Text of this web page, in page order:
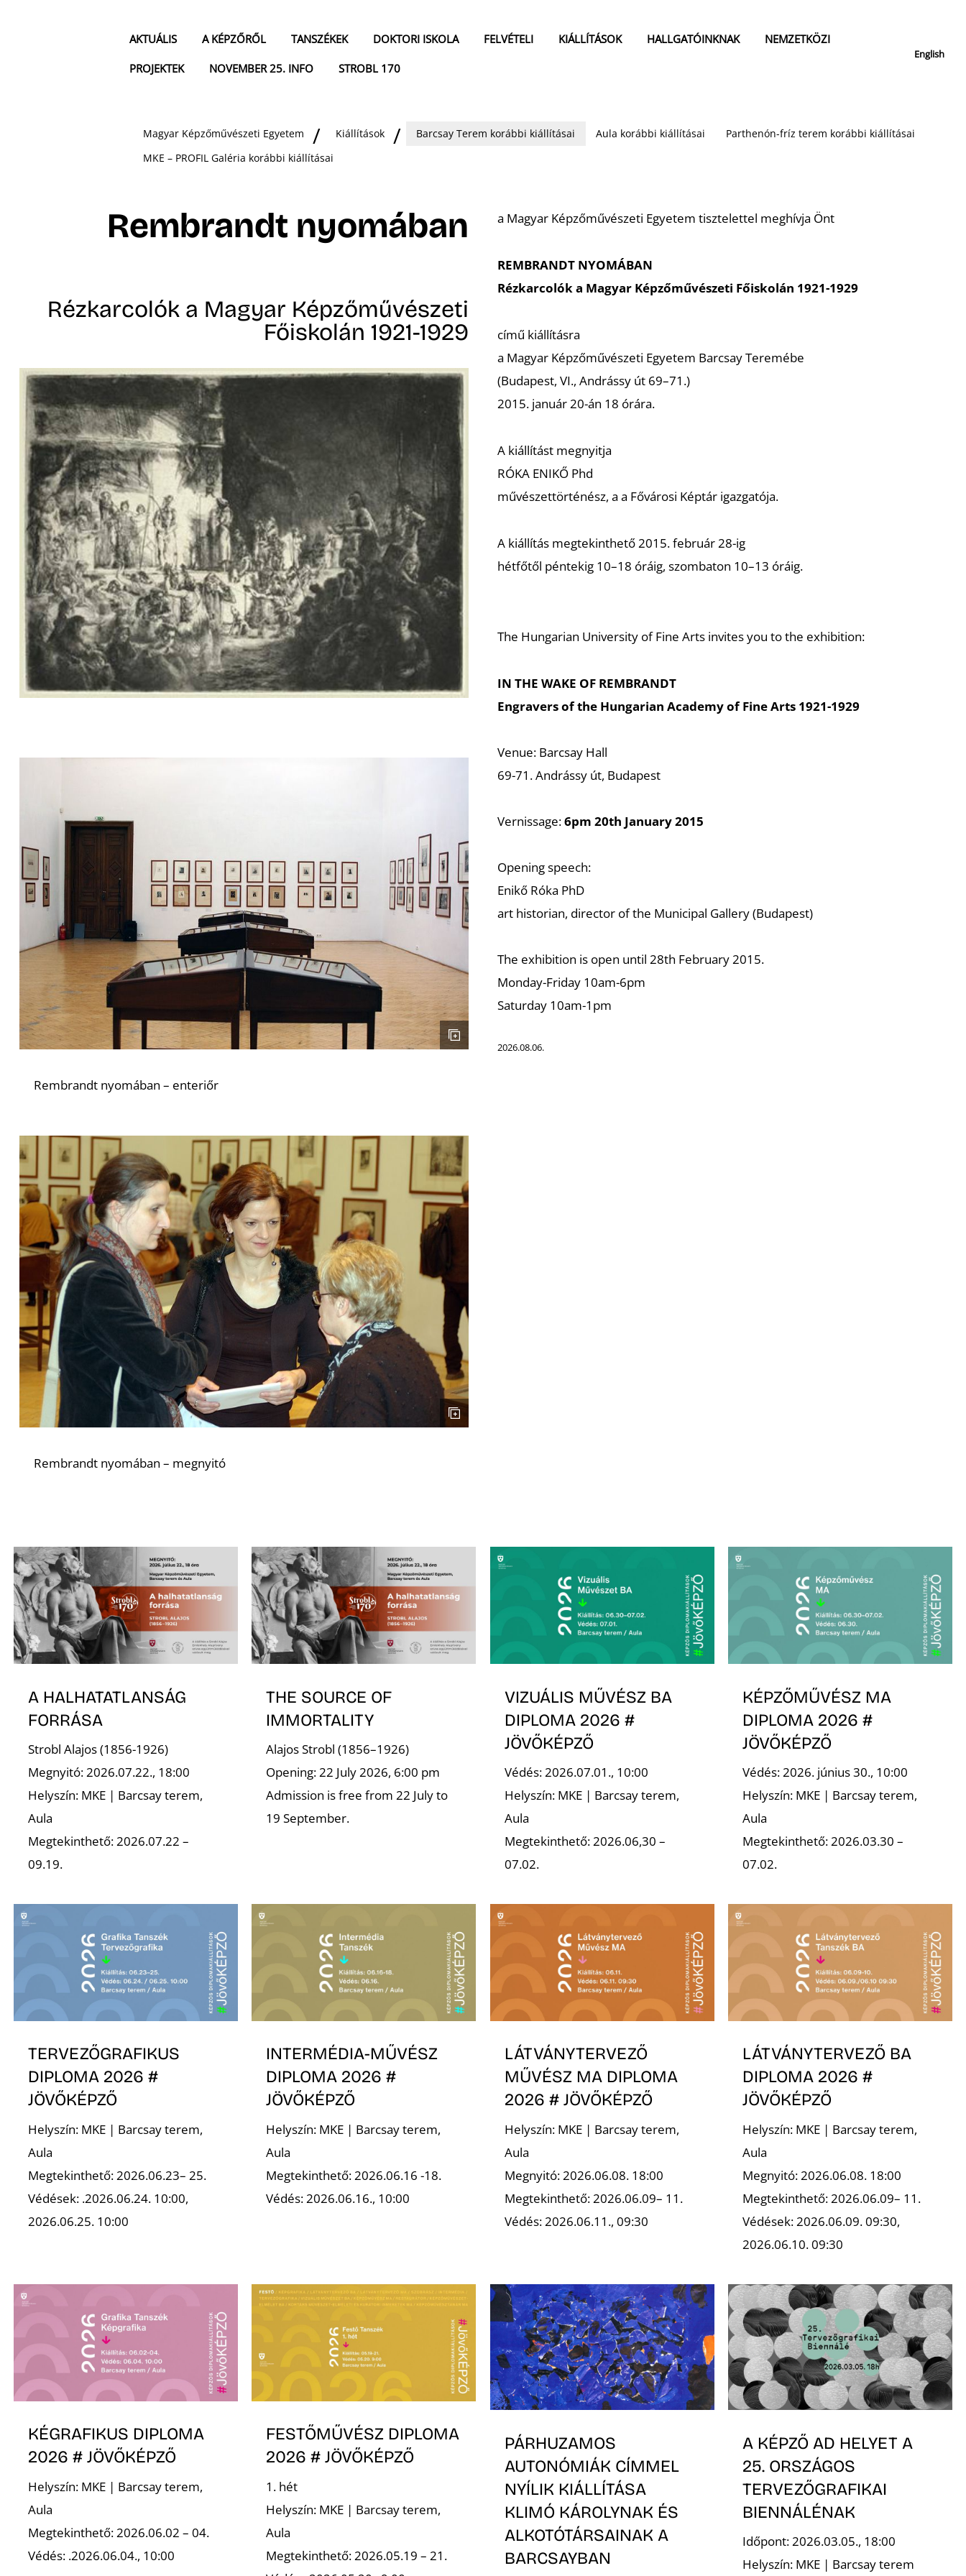
AKTUÁLIS A KÉPZŐRŐL TANSZÉKEK DOKTORI ISKOLA FELVÉTELI KIÁLLÍTÁSOK HALLGATÓINKNAK
NEMZETKÖZI
PROJEKTEK
NOVEMBER 25. INFO STROBL 170
English
Magyar Képzőművészeti Egyetem Kiállítások Barcsay Terem korábbi kiállításai Aula korábbi kiállításai
Parthenón-fríz terem korábbi kiállításai
MKE – PROFIL Galéria korábbi kiállításai
Rembrandt nyomában
Rézkarcolók a Magyar Képzőművészeti
Főiskolán 1921-1929
Rembrandt nyomában – enteriőr
Rembrandt nyomában – megnyitó
a Magyar Képzőművészeti Egyetem tisztelettel meghívja Önt
REMBRANDT NYOMÁBAN
Rézkarcolók a Magyar Képzőművészeti Főiskolán 1921-1929
című kiállításra
a Magyar Képzőművészeti Egyetem Barcsay Teremébe
(Budapest, VI., Andrássy út 69–71.)
2015. január 20-án 18 órára.
A kiállítást megnyitja
RÓKA ENIKŐ Phd
művészettörténész, a a Fővárosi Képtár igazgatója.
A kiállítás megtekinthető 2015. február 28-ig
hétfőtől péntekig 10–18 óráig, szombaton 10–13 óráig.
The Hungarian University of Fine Arts invites you to the exhibition:
IN THE WAKE OF REMBRANDT
Engravers of the Hungarian Academy of Fine Arts 1921-1929
Venue: Barcsay Hall
69-71. Andrássy út, Budapest
Vernissage:6pm 20th January 2015
Opening speech:
Enikő Róka PhD
art historian, director of the Municipal Gallery (Budapest)
The exhibition is open until 28th February 2015.
Monday-Friday 10am-6pm
Saturday 10am-1pm
2026.08.06.
A HALHATATLANSÁG
FORRÁSA
Strobl Alajos (1856-1926)
Megnyitó: 2026.07.22., 18:00
Helyszín: MKE | Barcsay terem,
Aula
Megtekinthető: 2026.07.22 –
09.19.
THE SOURCE OF
IMMORTALITY
Alajos Strobl (1856–1926)
Opening: 22 July 2026, 6:00 pm
Admission is free from 22 July to
19 September.
VIZUÁLIS MŰVÉSZ BA
DIPLOMA 2026 #
JÖVŐKÉPZŐ
Védés: 2026.07.01., 10:00
Helyszín: MKE | Barcsay terem,
Aula
Megtekinthető: 2026.06,30 –
07.02.
KÉPZŐMŰVÉSZ MA
DIPLOMA 2026 #
JÖVŐKÉPZŐ
Védés: 2026. június 30., 10:00
Helyszín: MKE | Barcsay terem,
Aula
Megtekinthető: 2026.03.30 –
07.02.
TERVEZŐGRAFIKUS
DIPLOMA 2026 #
JÖVŐKÉPZŐ
Helyszín: MKE | Barcsay terem,
Aula
Megtekinthető: 2026.06.23– 25.
Védések: .2026.06.24. 10:00,
2026.06.25. 10:00
INTERMÉDIA-MŰVÉSZ
DIPLOMA 2026 #
JÖVŐKÉPZŐ
Helyszín: MKE | Barcsay terem,
Aula
Megtekinthető: 2026.06.16 -18.
Védés: 2026.06.16., 10:00
LÁTVÁNYTERVEZŐ
MŰVÉSZ MA DIPLOMA
2026 # JÖVŐKÉPZŐ
Helyszín: MKE | Barcsay terem,
Aula
Megnyitó: 2026.06.08. 18:00
Megtekinthető: 2026.06.09– 11.
Védés: 2026.06.11., 09:30
LÁTVÁNYTERVEZŐ BA
DIPLOMA 2026 #
JÖVŐKÉPZŐ
Helyszín: MKE | Barcsay terem,
Aula
Megnyitó: 2026.06.08. 18:00
Megtekinthető: 2026.06.09– 11.
Védések: 2026.06.09. 09:30,
2026.06.10. 09:30
KÉGRAFIKUS DIPLOMA
2026 # JÖVŐKÉPZŐ
Helyszín: MKE | Barcsay terem,
Aula
Megtekinthető: 2026.06.02 – 04.
Védés: .2026.06.04., 10:00
FESTŐMŰVÉSZ DIPLOMA
2026 # JÖVŐKÉPZŐ
1. hét
Helyszín: MKE | Barcsay terem,
Aula
Megtekinthető: 2026.05.19 – 21.
PÁRHUZAMOS
AUTONÓMIÁK CÍMMEL
NYÍLIK KIÁLLÍTÁSA
KLIMÓ KÁROLYNAK ÉS
ALKOTÓTÁRSAINAK A
BARCSAYBAN
A KÉPZŐ AD HELYET A
25. ORSZÁGOS
TERVEZŐGRAFIKAI
BIENNÁLÉNAK
Időpont: 2026.03.05., 18:00
Helyszín: MKE | Barcsay terem